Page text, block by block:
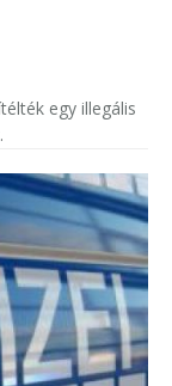
egy illegális